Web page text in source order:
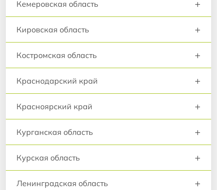
Кемеровская область +
Кировская область +
Костромская область +
Краснодарский край +
Красноярский край +
Курганская область +
Курская область +
Ленинградская область +